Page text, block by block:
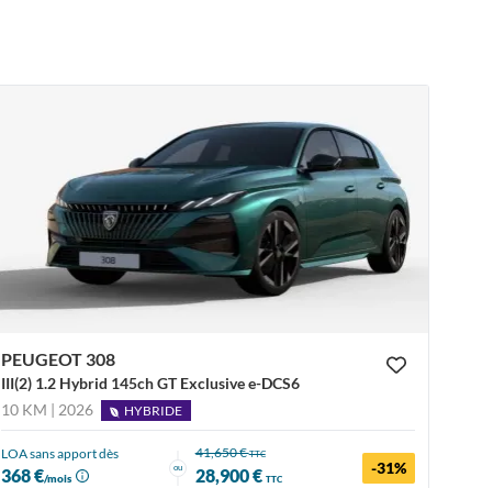
PEUGEOT 308
III(2) 1.2 Hybrid 145ch GT Exclusive e-DCS6
10 KM | 2026
HYBRIDE
LOA sans apport dès
368 €/mois
ou
41,650 €TTC
28,900 € TTC
-31%